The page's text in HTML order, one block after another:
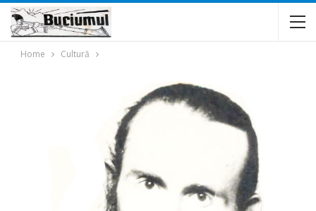
Home Cultură